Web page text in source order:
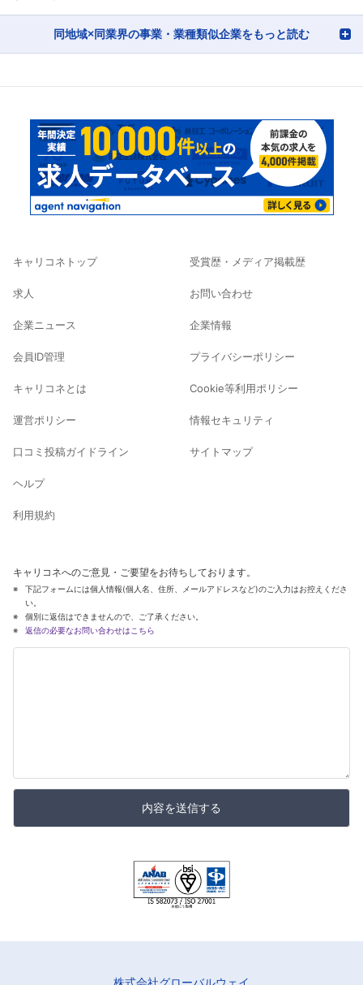
同地域×同業界の事業・業種類似企業をもっと読む
キャリコネトップ
求人
企業ニュース
会員ID管理
キャリコネとは
運営ポリシー
口コミ投稿ガイドライン
ヘルプ
利用規約
受賞歴・メディア掲載歴
お問い合わせ
企業情報
プライバシーポリシー
Cookie等利用ポリシー
情報セキュリティ
サイトマップ
キャリコネへのご意見・ご要望をお待ちしております。
下記フォームには個人情報(個人名、住所、メールアドレスなど)のご入力はお控えくださ
い。
個別に返信はできませんので、ご了承ください。
返信の必要なお問い合わせはこちら
内容を送信する
株式会社グローバルウェイ